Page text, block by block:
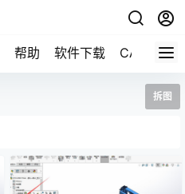
帮助 软件下载 CAD资料
拆图